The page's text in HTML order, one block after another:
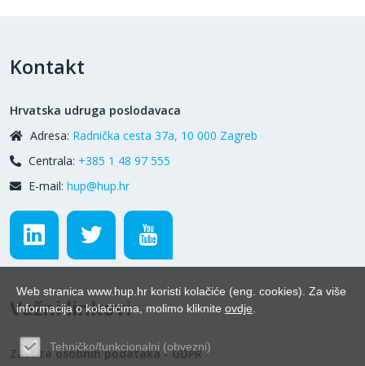
Kontakt
Hrvatska udruga poslodavaca
Adresa: Radnička cesta 37a, 10 000 Zagreb
Centrala: +385 1 48 97 555
E-mail: hup@hup.hr
Važni linkovi
Zaštita osobnih podataka - GDPR
Web stranica www.hup.hr koristi kolačiće (eng. cookies). Za više
informacija o kolačićima, molimo kliknite ovdje
Tehničko/funkcionalni (obvezni)